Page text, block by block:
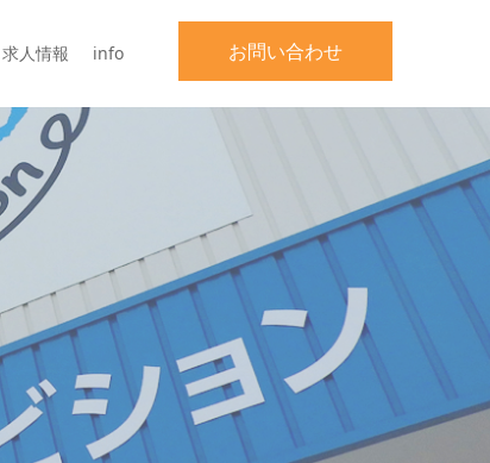
お問い合わせ
求人情報 info